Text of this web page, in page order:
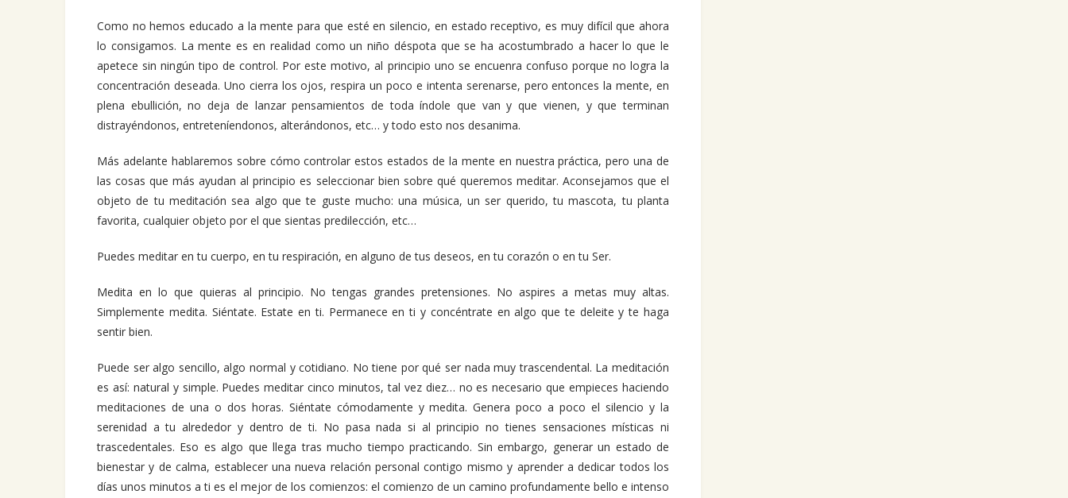
Como no hemos educado a la mente para que esté en silencio, en estado receptivo, es muy difícil que ahora
lo consigamos. La mente es en realidad como un niño déspota que se ha acostumbrado a hacer lo que le
apetece sin ningún tipo de control. Por este motivo, al principio uno se encuenra confuso porque no logra la
concentración deseada. Uno cierra los ojos, respira un poco e intenta serenarse, pero entonces la mente, en
plena ebullición, no deja de lanzar pensamientos de toda índole que van y que vienen, y que terminan
distrayéndonos, entreteníendonos, alterándonos, etc… y todo esto nos desanima.
Más adelante hablaremos sobre cómo controlar estos estados de la mente en nuestra práctica, pero una de
las cosas que más ayudan al principio es seleccionar bien sobre qué queremos meditar. Aconsejamos que el
objeto de tu meditación sea algo que te guste mucho: una música, un ser querido, tu mascota, tu planta
favorita, cualquier objeto por el que sientas predilección, etc…
Puedes meditar en tu cuerpo, en tu respiración, en alguno de tus deseos, en tu corazón o en tu Ser.
Medita en lo que quieras al principio. No tengas grandes pretensiones. No aspires a metas muy altas.
Simplemente medita. Siéntate. Estate en ti. Permanece en ti y concéntrate en algo que te deleite y te haga
sentir bien.
Puede ser algo sencillo, algo normal y cotidiano. No tiene por qué ser nada muy trascendental. La meditación
es así: natural y simple. Puedes meditar cinco minutos, tal vez diez… no es necesario que empieces haciendo
meditaciones de una o dos horas. Siéntate cómodamente y medita. Genera poco a poco el silencio y la
serenidad a tu alrededor y dentro de ti. No pasa nada si al principio no tienes sensaciones místicas ni
trascedentales. Eso es algo que llega tras mucho tiempo practicando. Sin embargo, generar un estado de
bienestar y de calma, establecer una nueva relación personal contigo mismo y aprender a dedicar todos los
días unos minutos a ti es el mejor de los comienzos: el comienzo de un camino profundamente bello e intenso